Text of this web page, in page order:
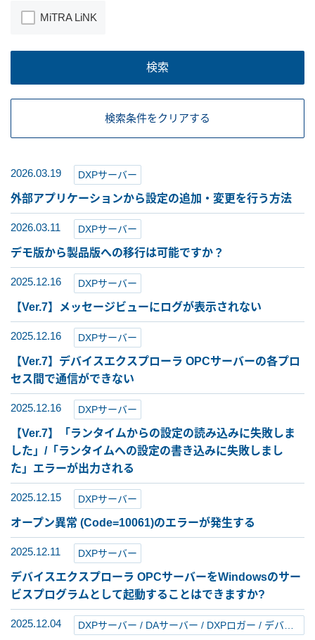
MiTRA LiNK
検索
検索条件をクリアする
2026.03.19 DXPサーバー
外部アプリケーションから設定の追加・変更を行う方法
2026.03.11 DXPサーバー
デモ版から製品版への移行は可能ですか？
2025.12.16 DXPサーバー
【Ver.7】メッセージビューにログが表示されない
2025.12.16 DXPサーバー
【Ver.7】デバイスエクスプローラ OPCサーバーの各プロ
セス間で通信ができない
2025.12.16 DXPサーバー
【Ver.7】「ランタイムからの設定の読み込みに失敗しま
した」/「ランタイムへの設定の書き込みに失敗しまし
た」エラーが出力される
2025.12.15 DXPサーバー
オープン異常 (Code=10061)のエラーが発生する
2025.12.11 DXPサーバー
デバイスエクスプローラ OPCサーバーをWindowsのサー
ビスプログラムとして起動することはできますか?
2025.12.04